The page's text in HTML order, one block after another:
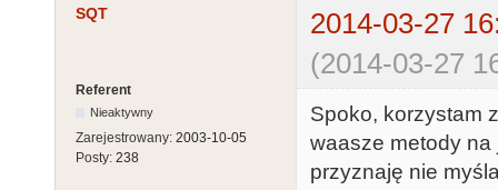
SQT
2014-03-27
(2014-03-27
Referent
Nieaktywny
Zarejestrowany: 2003-10-05
Posty: 238
Spoko, korzystam
waasze metody
przyznaję nie